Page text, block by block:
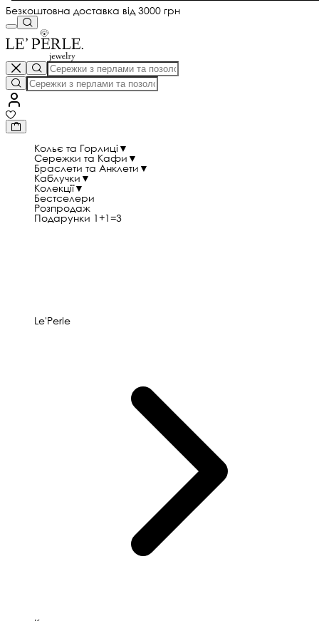
Безкоштовна доставка від 3000 грн
Кольє та Горлиці ▼
Сережки та Кафи ▼
Браслети та Анклети ▼
Каблучки ▼
Колекції▼
Бестселери
Розпродаж
Подарунки 1+1=3
Le'Perle